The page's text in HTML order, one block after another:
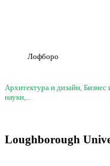
Лофборо
Архитектура и дизайн,
науки,...
Loughborough